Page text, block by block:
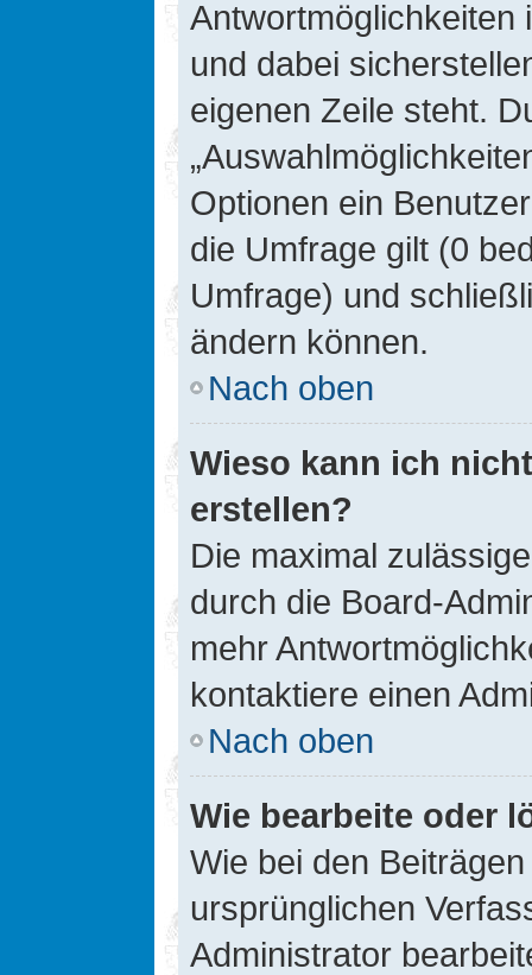
Antwortmöglichkeiten
und dabei
eigenen Zeile steht.
Optionen ein
die Umfrage gilt (0
Umfrage) und
ändern können.
Nach oben
Wieso kann ich
erstellen?
Die maximal
durch die Board-
mehr
kontaktiere einen
Nach oben
Wie bearbeite oder
Wie bei den
ursprünglichen
Administrator